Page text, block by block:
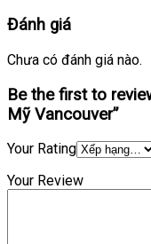
Đánh giá
Chưa có đánh giá nào.
Be the first to
Mỹ Vancouver”
Your Rating
Your Review